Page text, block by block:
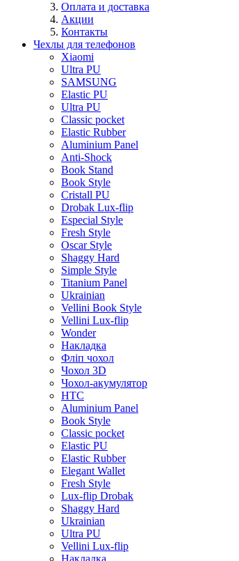
Оплата и доставка
Акции
Контакты
Чехлы для телефонов
Xiaomi
Ultra PU
SAMSUNG
Elastic PU
Ultra PU
Classic pocket
Elastic Rubber
Aluminium Panel
Anti-Shock
Book Stand
Book Style
Cristall PU
Drobak Lux-flip
Especial Style
Fresh Style
Oscar Style
Shaggy Hard
Simple Style
Titanium Panel
Ukrainian
Vellini Book Style
Vellini Lux-flip
Wonder
Накладка
Фліп чохол
Чохол 3D
Чохол-акумулятор
HTC
Aluminium Panel
Book Style
Classic pocket
Elastic PU
Elastic Rubber
Elegant Wallet
Fresh Style
Lux-flip Drobak
Shaggy Hard
Ukrainian
Ultra PU
Vellini Lux-flip